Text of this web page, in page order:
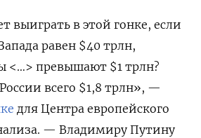
выиграть в этой гонке, если
равен $40 трлн,
<…> превышают $1 трлн?
всего $1,8 трлн», —
для Центра европейского
— Владимиру Путину